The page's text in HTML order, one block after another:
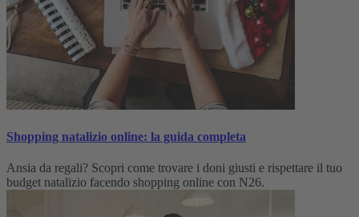
Shopping natalizio online: la guida completa
Ansia da regali? Scopri come trovare i doni giusti e rispettare il tuo
budget natalizio facendo shopping online con N26.